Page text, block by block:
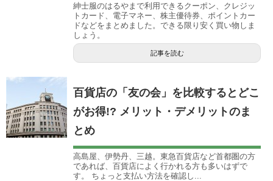
紳士服のはるやまで利用できるクーポン、クレジッ
トカード、電子マネー、株主優待券、ポイントカー
ドなどをまとめました。できる限り安く買い物しま
しょう。
記事を読む
百貨店の「友の会」を比較するとどこ
がお得!? メリット・デメリットのま
とめ
高島屋、伊勢丹、三越。東急百貨店など首都圏の方
であれば、百貨店によく行かれる方も多いはずで
す。 ちょっと支払い方法を確認し...